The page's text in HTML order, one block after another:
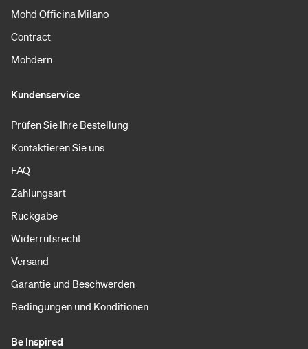
Mohd Officina Milano
Contract
Mohdern
Kundenservice
Prüfen Sie Ihre Bestellung
Kontaktieren Sie uns
FAQ
Zahlungsart
Rückgabe
Widerrufsrecht
Versand
Garantie und Beschwerden
Bedingungen und Konditionen
Be Inspired